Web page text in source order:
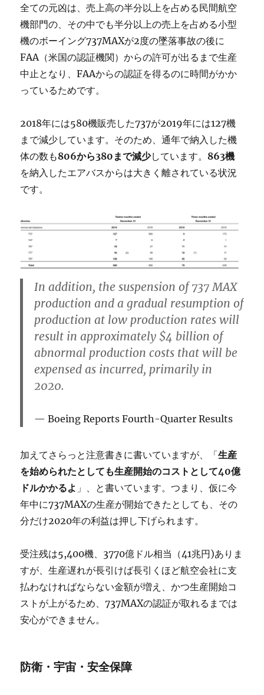
全ての元凶は、売上高の半分以上を占める民間航空
機部門の、その中でも半分以上の売上を占める小型
機のボーイング737MAXが2度の墜落事故の後に
FAA（米国の認証機関）からの許可が出るまで生産
中止となり、FAAからの認証を得るのに時間がかか
っているためです。
2018年には580機販売した737が2019年には127機
まで減少しています。そのため、通年で納入した機
体の数も806から380まで減少しています。 863機
を納入したエアバスからは大きく離されている状況
です。
In addition, the suspension of 737 MAX
production and a gradual resumption of
production at low production rates will
result in approximately $4 billion of
abnormal production costs that will be
expensed as incurred, primarily in
2020.
Boeing Reports Fourth-Quarter Results
加えてさらっと注意書きに書いていますが、「生産
を始められたとしても生産開始のコストとして40億
ドルかかるよ 」、と書いています。つまり、仮に今
年中に737MAXの生産が開始できたとしても、その
分だけ2020年の利益は押し下げられます。
受注残は5,400機、3770億ドル相当（41兆円)ありま
すが、生産遅れが長引けば長引くほど航空会社に支
払わなければならない金額が増え、かつ生産開始コ
ストが上がるため、737MAXの認証が取れるまでは
安心ができません。
防衛・宇宙・安全保障